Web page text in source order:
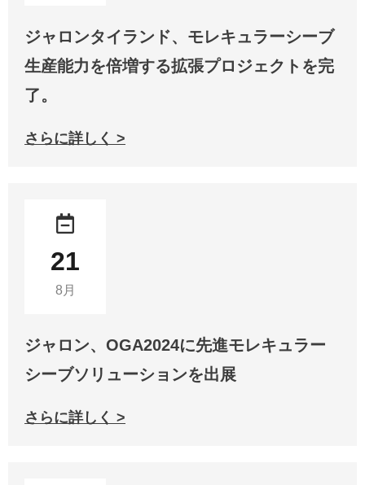
ジャロンタイランド、モレキュラーシーブ
生産能力を倍増する拡張プロジェクトを完
了。
さらに詳しく >
21
8月
ジャロン、OGA2024に先進モレキュラー
シーブソリューションを出展
さらに詳しく >